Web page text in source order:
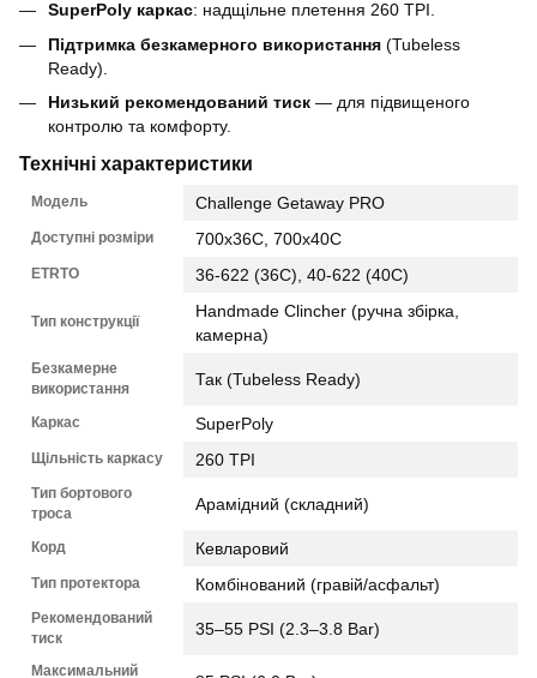
SuperPoly каркас: надщільне плетення 260 TPI.
Підтримка безкамерного використання (Tubeless
Ready).
Низький рекомендований тиск — для підвищеного
контролю та комфорту.
Технічні характеристики
Модель Challenge Getaway PRO
Доступні розміри 700x36C, 700x40C
ETRTO 36-622 (36C), 40-622 (40C)
Тип конструкції
Handmade Clincher (ручна збірка,
камерна)
Безкамерне
використання
Так (Tubeless Ready)
Каркас SuperPoly
Щільність каркасу 260 TPI
Тип бортового
троса
Арамідний (складний)
Корд Кевларовий
Тип протектора Комбінований (гравій/асфальт)
Рекомендований
тиск
35–55 PSI (2.3–3.8 Bar)
Максимальний